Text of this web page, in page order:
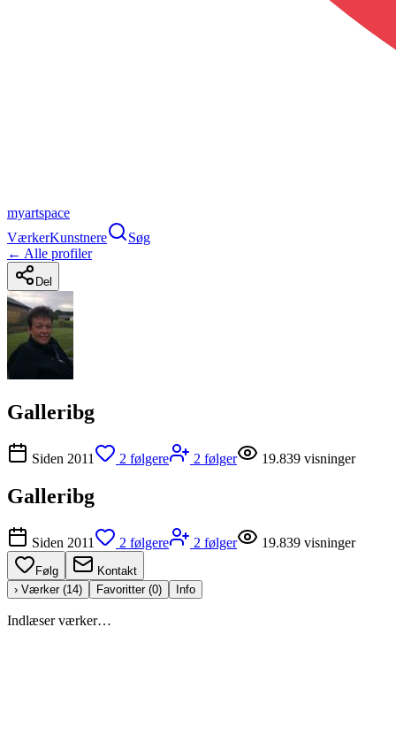
myartspace
VærkerKunstnere
Søg
← Alle profiler
Del
Galleribg
Siden 2011 2 følgere 2 følger 19.839 visninger
Galleribg
Siden 2011 2 følgere 2 følger 19.839 visninger
Følg
Kontakt
› Værker (14) Favoritter (0) Info
Indlæser værker…